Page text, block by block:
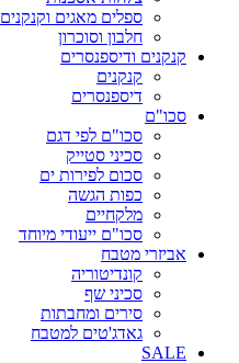
ספלים מאגים וקנקנים
חלבון וסוכרון
קנקנים ודיספנסרים
קנקנים
דיספנסרים
סכו"ם
סכו"ם לפי דגם
סכיני סטייק
סכום לפירות ים
כפות הגשה
מלקחיים
סכו"ם ייעודי מיוחד
אביזרי מטבח
קונדיטוריה
סכיני שף
סירים ומחבתות
גאדג'טים למטבח
SALE